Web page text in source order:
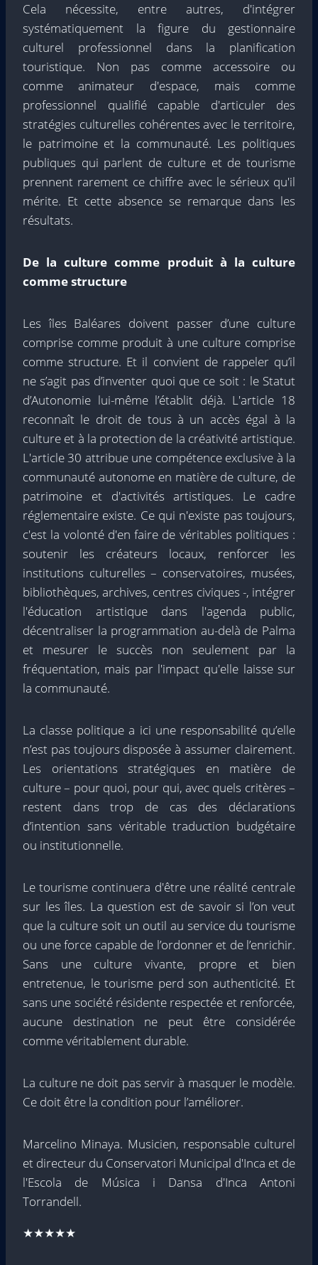
Cela nécessite, entre autres, d'intégrer
systématiquement la figure du gestionnaire
culturel professionnel dans la planification
touristique. Non pas comme accessoire ou
comme animateur d'espace, mais comme
professionnel qualifié capable d'articuler des
stratégies culturelles cohérentes avec le territoire,
le patrimoine et la communauté. Les politiques
publiques qui parlent de culture et de tourisme
prennent rarement ce chiffre avec le sérieux qu'il
mérite. Et cette absence se remarque dans les
résultats.
De la culture comme produit à la culture
comme structure
Les îles Baléares doivent passer d’une culture
comprise comme produit à une culture comprise
comme structure. Et il convient de rappeler qu’il
ne s’agit pas d’inventer quoi que ce soit : le Statut
d’Autonomie lui-même l’établit déjà. L'article 18
reconnaît le droit de tous à un accès égal à la
culture et à la protection de la créativité artistique.
L'article 30 attribue une compétence exclusive à la
communauté autonome en matière de culture, de
patrimoine et d'activités artistiques. Le cadre
réglementaire existe. Ce qui n'existe pas toujours,
c'est la volonté d'en faire de véritables politiques :
soutenir les créateurs locaux, renforcer les
institutions culturelles – conservatoires, musées,
bibliothèques, archives, centres civiques -, intégrer
l'éducation artistique dans l'agenda public,
décentraliser la programmation au-delà de Palma
et mesurer le succès non seulement par la
fréquentation, mais par l'impact qu'elle laisse sur
la communauté.
La classe politique a ici une responsabilité qu’elle
n’est pas toujours disposée à assumer clairement.
Les orientations stratégiques en matière de
culture – pour quoi, pour qui, avec quels critères –
restent dans trop de cas des déclarations
d’intention sans véritable traduction budgétaire
ou institutionnelle.
Le tourisme continuera d'être une réalité centrale
sur les îles. La question est de savoir si l’on veut
que la culture soit un outil au service du tourisme
ou une force capable de l’ordonner et de l’enrichir.
Sans une culture vivante, propre et bien
entretenue, le tourisme perd son authenticité. Et
sans une société résidente respectée et renforcée,
aucune destination ne peut être considérée
comme véritablement durable.
La culture ne doit pas servir à masquer le modèle.
Ce doit être la condition pour l’améliorer.
Marcelino Minaya. Musicien, responsable culturel
et directeur du Conservatori Municipal d'Inca et de
l'Escola de Música i Dansa d'Inca Antoni
Torrandell.
★★★★★